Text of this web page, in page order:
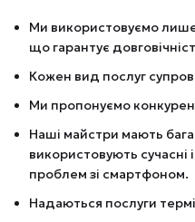
Ми використовуємо
що гарантує
Кожен вид послуг
Ми пропонуємо
Наші майстри мають
використовують сучасні
проблем зі смартфоном.
Надаються послуги